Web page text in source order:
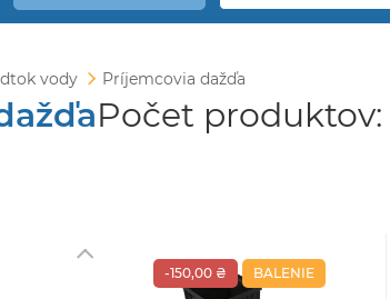
vody Príjemcovia dažďa
Počet produktov:
-150,00 ₴ BALENIE